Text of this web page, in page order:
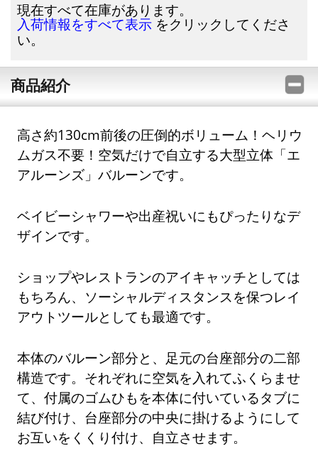
現在すべて在庫があります。
入荷情報をすべて表示 をクリックしてくださ
い。
商品紹介
高さ約130cm前後の圧倒的ボリューム！ヘリウ
ムガス不要！空気だけで自立する大型立体「エ
アルーンズ」バルーンです。
ベイビーシャワーや出産祝いにもぴったりなデ
ザインです。
ショップやレストランのアイキャッチとしては
もちろん、ソーシャルディスタンスを保つレイ
アウトツールとしても最適です。
本体のバルーン部分と、足元の台座部分の二部
構造です。それぞれに空気を入れてふくらませ
て、付属のゴムひもを本体に付いているタブに
結び付け、台座部分の中央に掛けるようにして
お互いをくくり付け、自立させます。